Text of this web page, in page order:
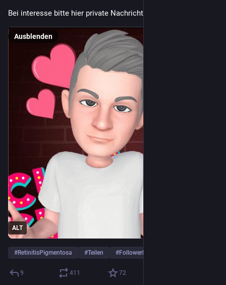
Bei interesse bitte hier private Nachricht schreiben.
ALT
Ausblenden
#RetinitisPigmentosa #Teilen #FollowerPower
9 411 72